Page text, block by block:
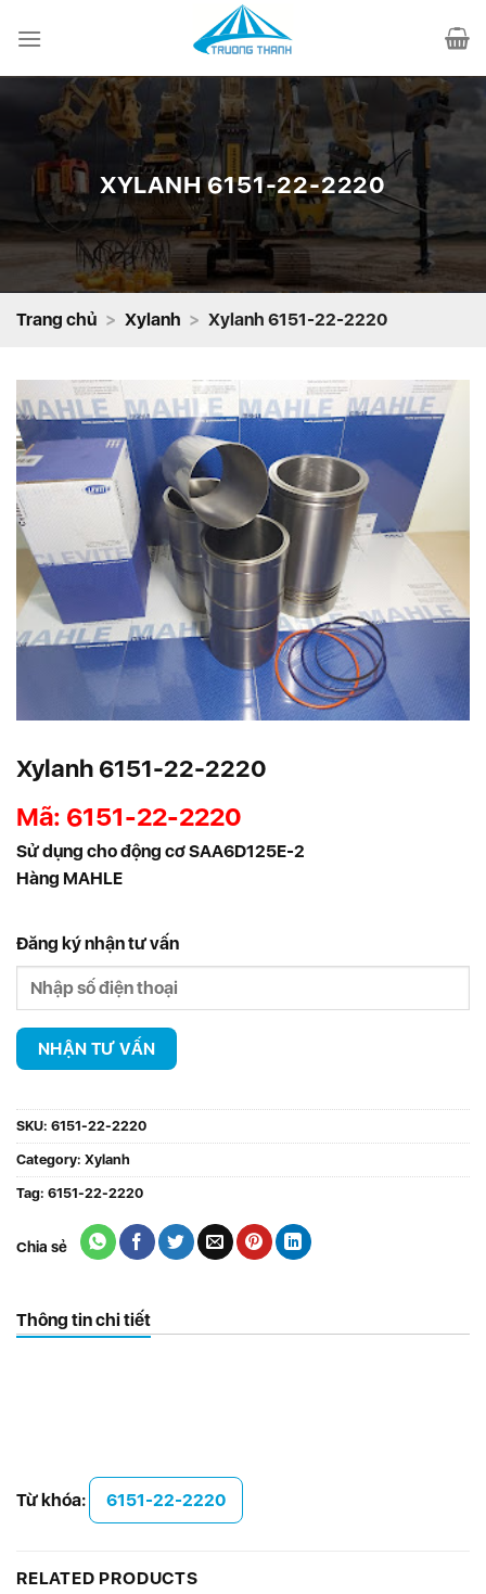
đến
XYLANH 6151-22-2220
Trang chủ > Xylanh > Xylanh 6151-22-2220
Xylanh 6151-22-2220
Mã: 6151-22-2220
Sử dụng cho động cơ SAA6D125E-2
Hàng MAHLE
Đăng ký nhận tư vấn
SKU: 6151-22-2220
Category: Xylanh
Tag: 6151-22-2220
Chia sẻ
Thông tin chi tiết
Từ khóa: 6151-22-2220
RELATED PRODUCTS